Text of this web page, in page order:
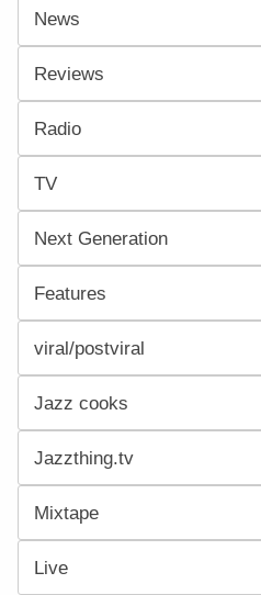
News
Reviews
Radio
TV
Next Generation
Features
viral/postviral
Jazz cooks
Jazzthing.tv
Mixtape
Live